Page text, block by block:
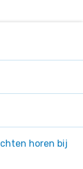
horen bij